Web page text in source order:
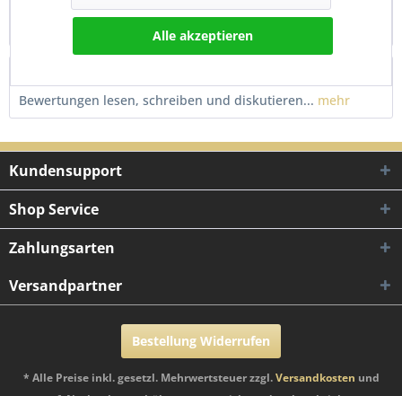
Stylische Cockpit Tacho Verkleidung in Weiß für Yamaha
Aerox 50 Modelle ab 2013 Verleihen...
Bewertungen lesen, schreiben und diskutieren... mehr
Kundensupport
Shop Service
Zahlungsarten
Versandpartner
Bestellung Widerrufen
* Alle Preise inkl. gesetzl. Mehrwertsteuer zzgl.Versandkosten und
Alle akzeptieren